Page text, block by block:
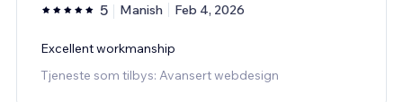
5 Manish Feb 4, 2026
Excellent workmanship
Tjeneste som tilbys: Avansert webdesign